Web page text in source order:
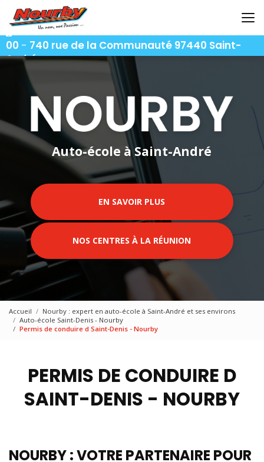
contenu
principal
06 92 92 25 51-06 92 62 62 91-06 92 94 94
00 - 740 rue de la Communauté 97440 Saint-
André
Auto-école à Saint-André
EN SAVOIR PLUS
NOS CENTRES À LA RÉUNION
Accueil
Nourby : expert en auto-école à Saint-André et ses environs
Auto-école Saint-Denis - Nourby
Permis de conduire d Saint-Denis - Nourby
PERMIS DE CONDUIRE D
SAINT-DENIS - NOURBY
NOURBY : VOTRE PARTENAIRE POUR